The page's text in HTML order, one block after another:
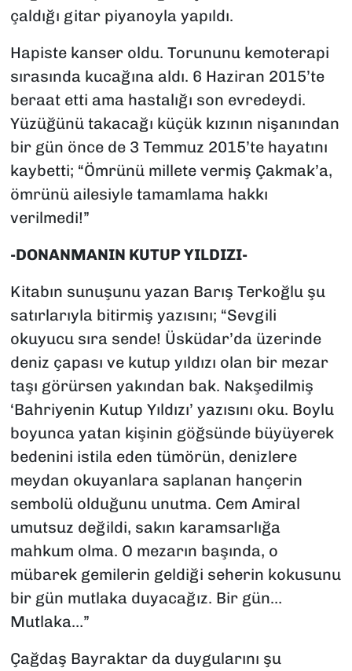
çaldığı gitar piyanoyla yapıldı.
Hapiste kanser oldu. Torununu kemoterapi
sırasında kucağına aldı. 6 Haziran 2015’te
beraat etti ama hastalığı son evredeydi.
Yüzüğünü takacağı küçük kızının nişanından
bir gün önce de 3 Temmuz 2015’te hayatını
kaybetti; “Ömrünü millete vermiş Çakmak’a,
ömrünü ailesiyle tamamlama hakkı
verilmedi!”
-DONANMANIN KUTUP YILDIZI-
Kitabın sunuşunu yazan Barış Terkoğlu şu
satırlarıyla bitirmiş yazısını; “Sevgili
okuyucu sıra sende! Üsküdar’da üzerinde
deniz çapası ve kutup yıldızı olan bir mezar
taşı görürsen yakından bak. Nakşedilmiş
‘Bahriyenin Kutup Yıldızı’ yazısını oku. Boylu
boyunca yatan kişinin göğsünde büyüyerek
bedenini istila eden tümörün, denizlere
meydan okuyanlara saplanan hançerin
sembolü olduğunu unutma. Cem Amiral
umutsuz değildi, sakın karamsarlığa
mahkum olma. O mezarın başında, o
mübarek gemilerin geldiği seherin kokusunu
bir gün mutlaka duyacağız. Bir gün…
Mutlaka…”
Çağdaş Bayraktar da duygularını şu